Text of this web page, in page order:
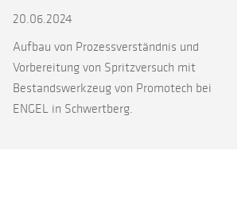
20.06.2024
Aufbau von Prozessverständnis und
Vorbereitung von Spritzversuch mit
Bestandswerkzeug von Promotech bei
ENGEL in Schwertberg.